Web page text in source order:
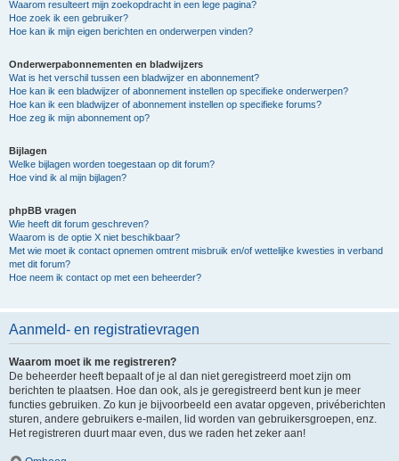
Waarom resulteert mijn zoekopdracht in een lege pagina?
Hoe zoek ik een gebruiker?
Hoe kan ik mijn eigen berichten en onderwerpen vinden?
Onderwerpabonnementen en bladwijzers
Wat is het verschil tussen een bladwijzer en abonnement?
Hoe kan ik een bladwijzer of abonnement instellen op specifieke onderwerpen?
Hoe kan ik een bladwijzer of abonnement instellen op specifieke forums?
Hoe zeg ik mijn abonnement op?
Bijlagen
Welke bijlagen worden toegestaan op dit forum?
Hoe vind ik al mijn bijlagen?
phpBB vragen
Wie heeft dit forum geschreven?
Waarom is de optie X niet beschikbaar?
Met wie moet ik contact opnemen omtrent misbruik en/of wettelijke kwesties in verband
met dit forum?
Hoe neem ik contact op met een beheerder?
Aanmeld- en registratievragen
Waarom moet ik me registreren?
De beheerder heeft bepaalt of je al dan niet geregistreerd moet zijn om
berichten te plaatsen. Hoe dan ook, als je geregistreerd bent kun je meer
functies gebruiken. Zo kun je bijvoorbeeld een avatar opgeven, privéberichten
sturen, andere gebruikers e-mailen, lid worden van gebruikersgroepen, enz.
Het registreren duurt maar even, dus we raden het zeker aan!